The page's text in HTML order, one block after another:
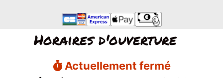
Horaires d'ouverture
Actuellement fermé